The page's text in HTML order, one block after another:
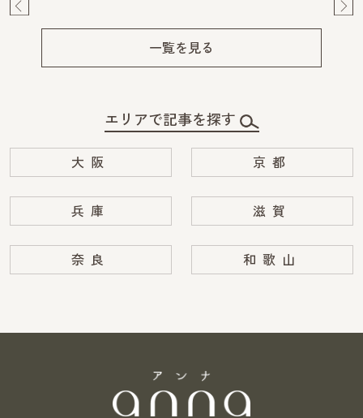
一覧を見る
エリアで記事を探す
大阪 京都
兵庫 滋賀
奈良 和歌山